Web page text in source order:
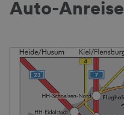
Auto-Anreise